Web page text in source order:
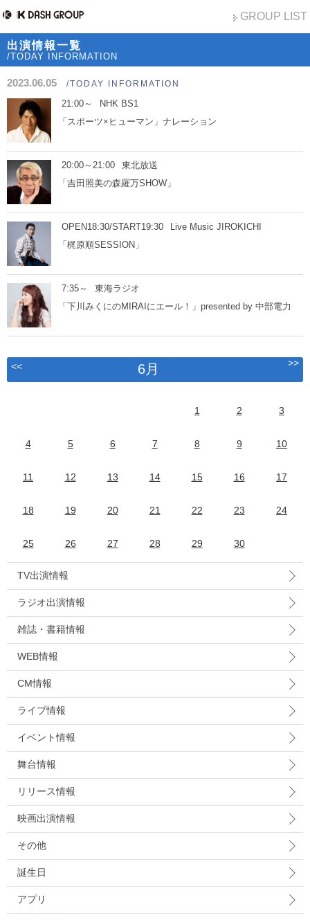
GROUP LIST
出演情報一覧
/TODAY INFORMATION
2023.06.05 /TODAY INFORMATION
21:00～
NHK BS1
「スポーツ×ヒューマン」ナレーション
20:00～21:00
東北放送
「吉田照美の森羅万SHOW」
OPEN18:30/START19:30
Live Music JIROKICHI
「梶原順SESSION」
7:35～
東海ラジオ
「下川みくにのMIRAIにエール！」presented by 中部電力
<< 6月 >>
1 2 3
4 5 6 7 8 9 10
11 12 13 14 15 16 17
18 19 20 21 22 23 24
25 26 27 28 29 30
TV出演情報
ラジオ出演情報
雑誌・書籍情報
WEB情報
CM情報
ライブ情報
イベント情報
舞台情報
リリース情報
映画出演情報
その他
誕生日
アプリ